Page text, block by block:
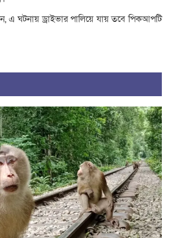
ঘটনায় ড্রাইভার পালিয়ে যায় তবে পিকআপটি